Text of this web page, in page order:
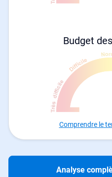
Budget
Comprendre le
Analyse